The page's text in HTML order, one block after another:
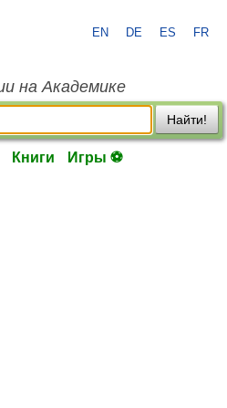
EN DE ES FR
на Академике
Найти!
Книги Игры ⚽